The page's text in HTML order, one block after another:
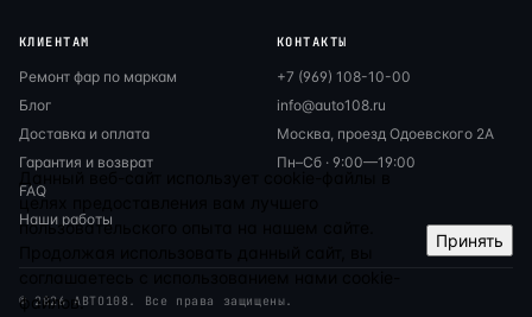
КЛИЕНТАМ
Ремонт фар по маркам
Блог
Доставка и оплата
Гарантия и возврат
FAQ
Наши работы
КОНТАКТЫ
+7 (969) 108-10-00
info@auto108.ru
Москва, проезд Одоевского 2А
Пн–Сб · 9:00—19:00
© 2026 АВТО108. Все права защищены.
Данный веб-сайт использует cookie-файлы в
целях предоставления вам лучшего
пользовательского опыта на нашем сайте.
файлов.
Принять